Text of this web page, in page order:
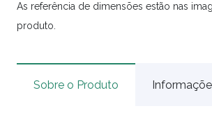
As referência de dimensões estão nas
produto.
Sobre o Produto